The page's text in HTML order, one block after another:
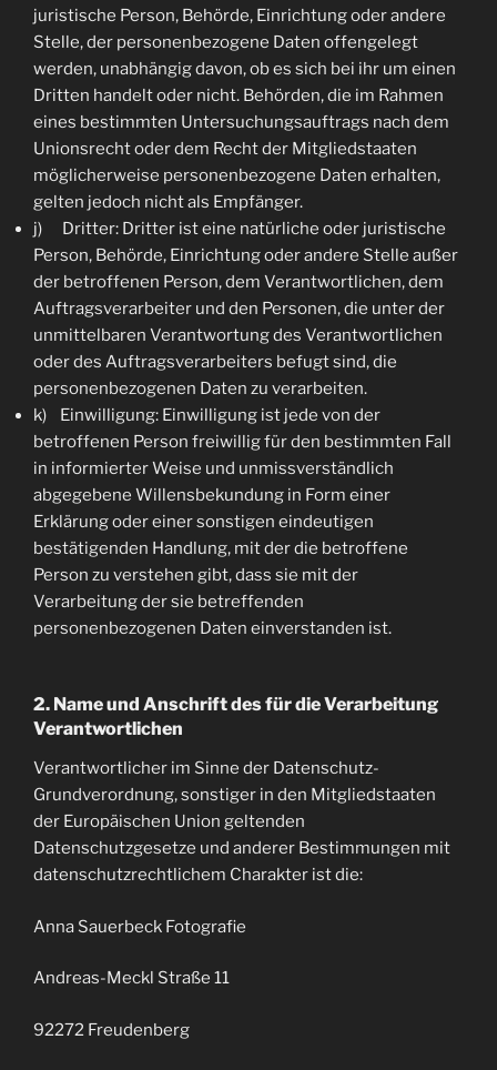
juristische Person, Behörde, Einrichtung oder andere
Stelle, der personenbezogene Daten offengelegt
werden, unabhängig davon, ob es sich bei ihr um einen
Dritten handelt oder nicht. Behörden, die im Rahmen
eines bestimmten Untersuchungsauftrags nach dem
Unionsrecht oder dem Recht der Mitgliedstaaten
möglicherweise personenbezogene Daten erhalten,
gelten jedoch nicht als Empfänger.
j) Dritter: Dritter ist eine natürliche oder juristische
Person, Behörde, Einrichtung oder andere Stelle außer
der betroffenen Person, dem Verantwortlichen, dem
Auftragsverarbeiter und den Personen, die unter der
unmittelbaren Verantwortung des Verantwortlichen
oder des Auftragsverarbeiters befugt sind, die
personenbezogenen Daten zu verarbeiten.
k) Einwilligung: Einwilligung ist jede von der
betroffenen Person freiwillig für den bestimmten Fall
in informierter Weise und unmissverständlich
abgegebene Willensbekundung in Form einer
Erklärung oder einer sonstigen eindeutigen
bestätigenden Handlung, mit der die betroffene
Person zu verstehen gibt, dass sie mit der
Verarbeitung der sie betreffenden
personenbezogenen Daten einverstanden ist.
2. Name und Anschrift des für die Verarbeitung
Verantwortlichen
Verantwortlicher im Sinne der Datenschutz-
Grundverordnung, sonstiger in den Mitgliedstaaten
der Europäischen Union geltenden
Datenschutzgesetze und anderer Bestimmungen mit
datenschutzrechtlichem Charakter ist die:
Anna Sauerbeck Fotografie
Andreas-Meckl Straße 11
92272 Freudenberg